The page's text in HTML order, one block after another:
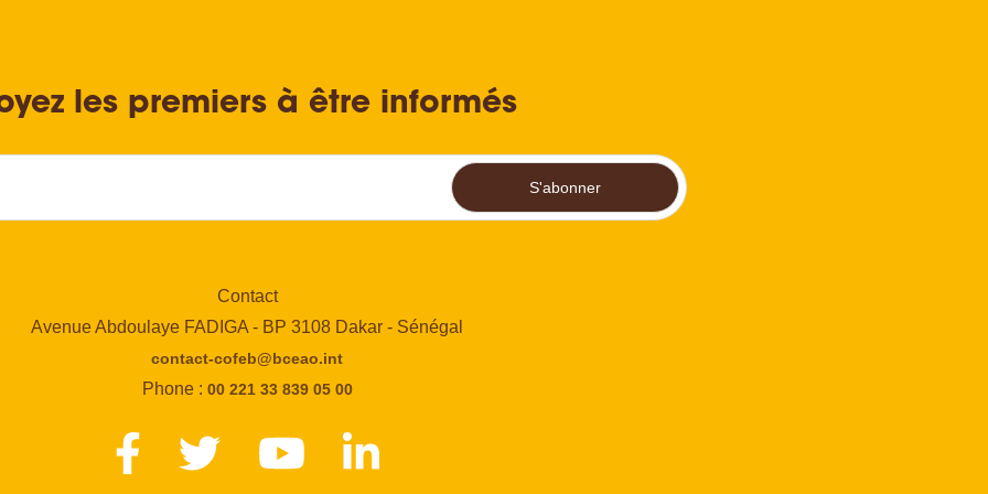
les premiers à être informés
S'abonner
Contact
Avenue Abdoulaye FADIGA - BP 3108 Dakar - Sénégal
contact-cofeb@bceao.int
Phone : 00 221 33 839 05 00